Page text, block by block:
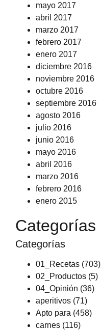
mayo 2017
abril 2017
marzo 2017
febrero 2017
enero 2017
diciembre 2016
noviembre 2016
octubre 2016
septiembre 2016
agosto 2016
julio 2016
junio 2016
mayo 2016
abril 2016
marzo 2016
febrero 2016
enero 2015
Categorías
Categorías
01_Recetas (703)
02_Productos (5)
04_Opinión (36)
aperitivos (71)
Apto para (458)
carnes (116)